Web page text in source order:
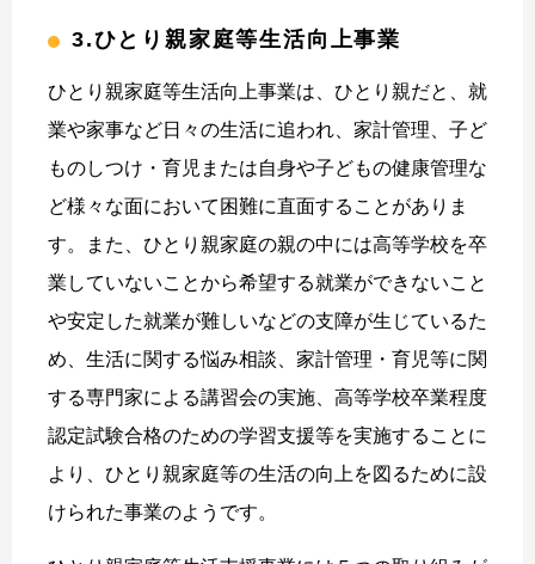
3.ひとり親家庭等生活向上事業
ひとり親家庭等生活向上事業は、ひとり親だと、就
業や家事など日々の生活に追われ、家計管理、子ど
ものしつけ・育児または自身や子どもの健康管理な
ど様々な面において困難に直面することがありま
す。また、ひとり親家庭の親の中には高等学校を卒
業していないことから希望する就業ができないこと
や安定した就業が難しいなどの支障が生じているた
め、生活に関する悩み相談、家計管理・育児等に関
する専門家による講習会の実施、高等学校卒業程度
認定試験合格のための学習支援等を実施することに
より、ひとり親家庭等の生活の向上を図るために設
けられた事業のようです。